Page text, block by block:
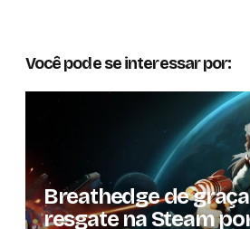
Você pode se interessar por:
Breathedge de
resgate na Steam